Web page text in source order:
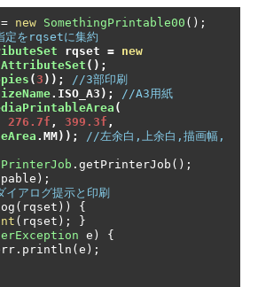
= new SomethingPrintable00 ();
定をrqsetに集約
rqset = new
();
(3 ));
//3部印刷
. ISO_A3 );
//A3用紙
(
276.7f , 399.3f ,
. MM));
//左余白,上余白,描画幅,
PrinterJob . getPrinterJob ();
pable );
アログ提示と印刷
( rqset ))
{
( rqset );
}
e )
{
. println ( e );